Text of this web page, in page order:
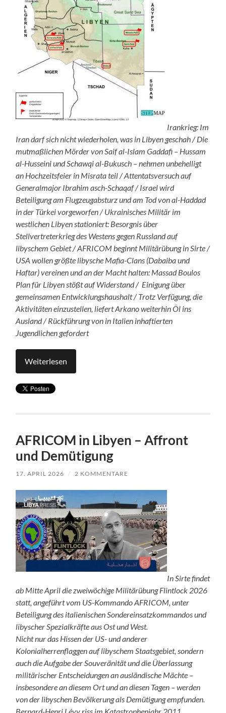
Irankrieg: Im
Iran darf sich nicht wiederholen, was in Libyen geschah / Die
mutmaßlichen Mörder von Saif al-Islam Gaddafi – Hussam
al-Husseini und Schawqi al-Bukusch – nehmen unbehelligt
an Hochzeitsfeier in Misrata teil / Attentatsversuch auf
Generalmajor Ibrahim asch-Schaqaf / Israel wird
Beteiligung am Flugzeugabsturz und am Tod von al-Haddad
in der Türkei vorgeworfen / Ukrainisches Militär im
westlichen Libyen stationiert: Besorgnis über
Stellvertreterkrieg des Westens gegen Russland auf
libyschem Gebiet / AFRICOM beginnt Militärübung in Sirte /
USA wollen größte libysche Mafia-Clans (Dabaiba und
Haftar) vereinen und an der Macht halten: Massad Boulos
Plan für Libyen stößt auf Widerstand / Einigung über
gemeinsamen Entwicklungshaushalt / Trotz Verfügung, die
Aktivitäten einzustellen, liefert Arkano weiterhin Öl ins
Ausland / Rückführung von in Italien inhaftierten
Jugendlichen gefordert
Weiterlesen
AFRICOM in Libyen – Affront
und Demütigung
17. APRIL 2026 / 2 KOMMENTARE
In Sirte findet
ab Mitte April die zweiwöchige Militärübung Flintlock 2026
statt, angeführt vom US-Kommando AFRICOM, unter
Beteiligung des italienischen Sondereinsatzkommandos und
libyscher Spezialkräfte aus Ost und West.
Nicht nur das Hissen der US- und anderer
Kolonialherrenflaggen auf libyschem Staatsgebiet, sondern
auch die Aufgabe der Souveränität und die Überlassung
militärischer Entscheidungen an ausländische Mächte –
insbesondere an diesem Ort und an diesen Tagen – werden
von der libyschen Bevölkerung als Demütigung empfunden.